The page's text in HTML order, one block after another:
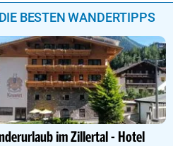
DIE BESTEN WANDERTIPPS
im Zillertal - Hotel